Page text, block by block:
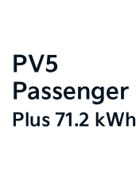
PV5
Passenger
Plus 71.2 kWh